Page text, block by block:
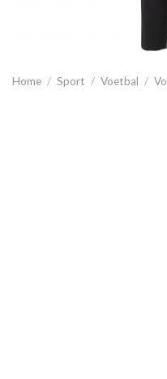
Home / Sport / Voetbal /